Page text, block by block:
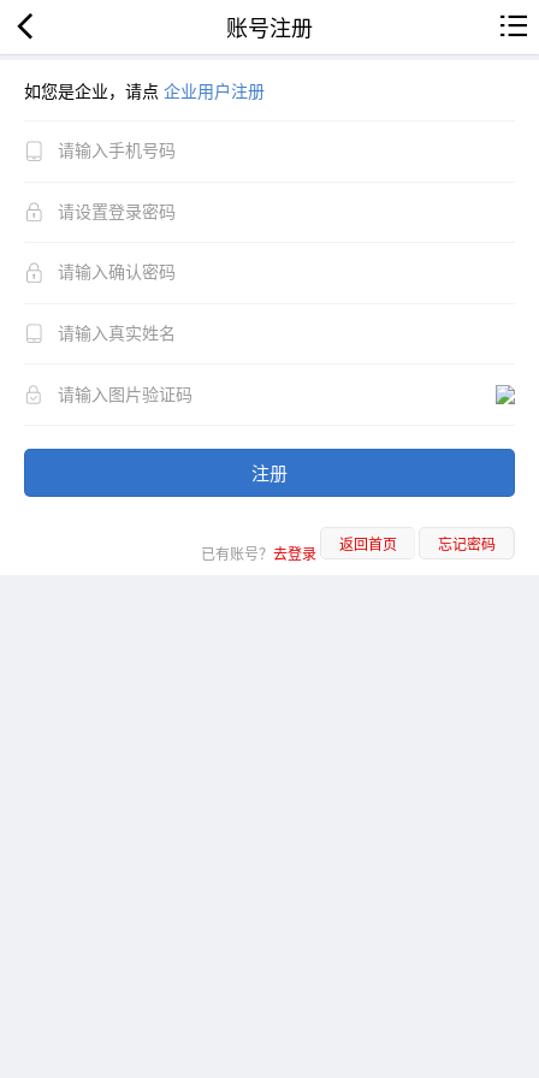
账号注册
如您是企业，请点 企业用户注册
注册
已有账号？ 去登录 返回首页 忘记密码